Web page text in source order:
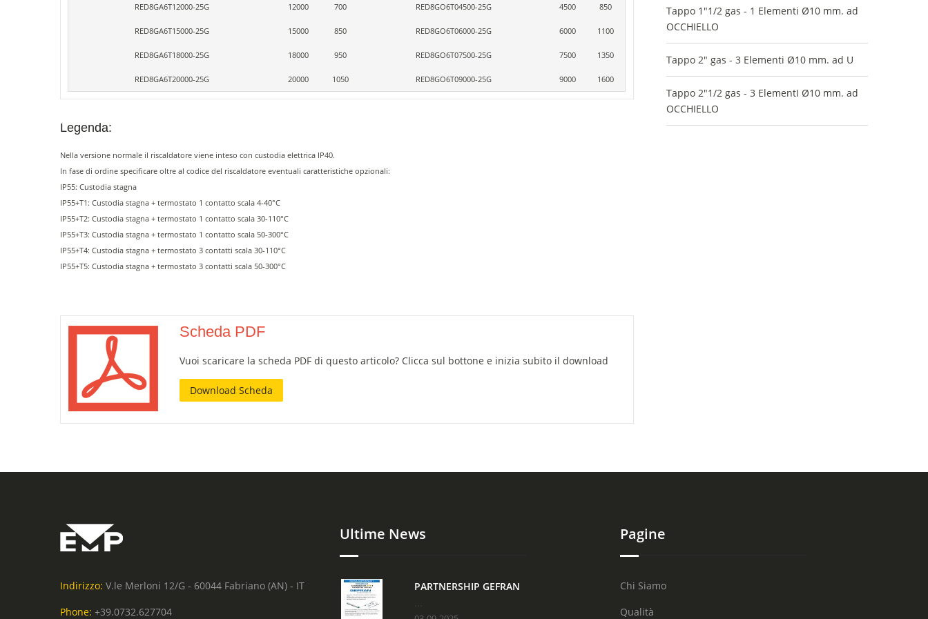
RED8GA6T12000-25G 12000 700 RED8GO6T04500-25G 4500 850
RED8GA6T15000-25G 15000 850 RED8GO6T06000-25G 6000 1100
RED8GA6T18000-25G 18000 950 RED8GO6T07500-25G 7500 1350
RED8GA6T20000-25G 20000 1050 RED8GO6T09000-25G 9000 1600
Legenda:
Nella versione normale il riscaldatore viene inteso con custodia elettrica IP40.
In fase di ordine specificare oltre al codice del riscaldatore eventuali caratteristiche opzionali:
IP55: Custodia stagna
IP55+T1: Custodia stagna + termostato 1 contatto scala 4-40°C
IP55+T2: Custodia stagna + termostato 1 contatto scala 30-110°C
IP55+T3: Custodia stagna + termostato 1 contatto scala 50-300°C
IP55+T4: Custodia stagna + termostato 3 contatti scala 30-110°C
IP55+T5: Custodia stagna + termostato 3 contatti scala 50-300°C
Scheda PDF
Vuoi scaricare la scheda PDF di questo articolo? Clicca sul bottone e inizia subito il download
Download Scheda
Tappo 1"1/2 gas - 1 Elementi Ø10 mm. ad
OCCHIELLO
Tappo 2" gas - 3 Elementi Ø10 mm. ad U
Tappo 2"1/2 gas - 3 ElementI Ø10 mm. ad
OCCHIELLO
Indirizzo: V.le Merloni 12/G - 60044 Fabriano (AN) - IT
Phone: +39.0732.627704
Ultime News
PARTNERSHIP GEFRAN
Pagine
Chi Siamo
Qualità